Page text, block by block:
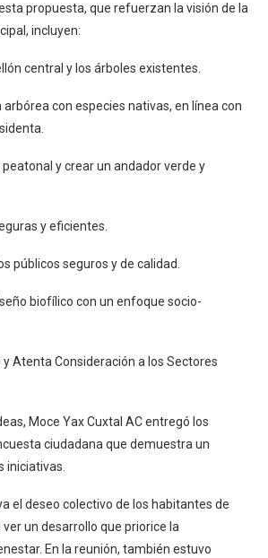
propuesta, que refuerzan la visión de la
incluyen:
central y los árboles existentes.
con especies nativas, en línea con
y crear un andador verde y
y eficientes.
públicos seguros y de calidad.
biofílico con un enfoque socio-
y Atenta Consideración a los Sectores
Moce Yax Cuxtal AC entregó los
ciudadana que demuestra un
iniciativas.
el deseo colectivo de los habitantes de
ver un desarrollo que priorice la
En la reunión, también estuvo